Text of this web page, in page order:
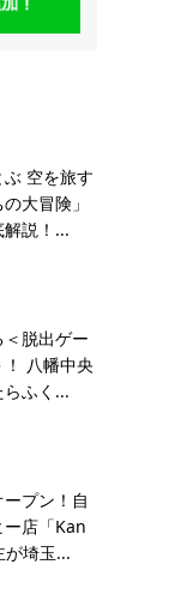
空を旅す
大冒険」
説！...
脱出ゲー
八幡中央
ふく...
プン！自
店「Kan
埼玉...